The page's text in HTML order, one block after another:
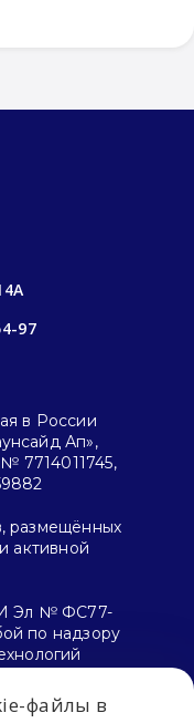
97
в России
Ап»,
7714011745,
размещённых
активной
Эл № ФС77-
по надзору
файлы в